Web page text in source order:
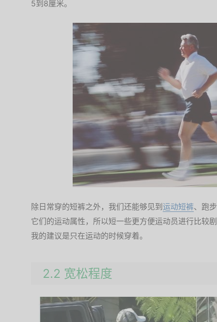
5到8厘米。
除日常穿的短裤之外，我们还能够见到 运动短裤、跑
它们的运动属性，所以短一些更方便运动员进行比较
我的建议是只在运动的时候穿着。
2.2 宽松程度